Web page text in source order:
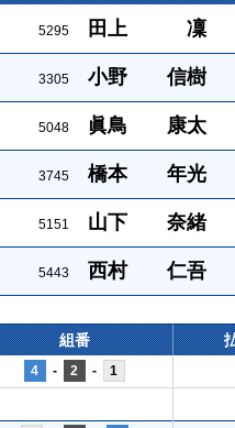
5295 田上 凜
3305 小野 信樹
5048 眞鳥 康太
3745 橋本 年光
5151 山下 奈緒
5443 西村 仁吾
組番
4 - 2 - 1